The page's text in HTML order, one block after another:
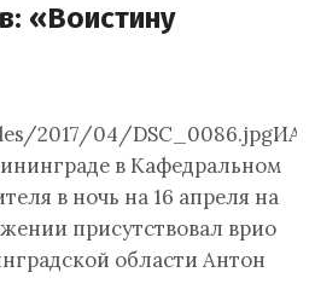
«Воистину
2017/04/DSC_0086.jpgИА
в Кафедральном
в ночь на 16 апреля на
присутствовал врио
области Антон